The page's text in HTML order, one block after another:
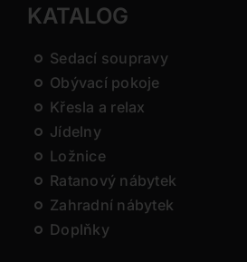
KATALOG
Sedací soupravy
Obývací pokoje
Křesla a relax
Jídelny
Ložnice
Ratanový nábytek
Zahradní nábytek
Doplňky